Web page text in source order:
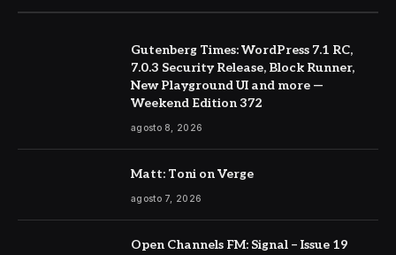
Gutenberg Times: WordPress 7.1 RC,
7.0.3 Security Release, Block Runner,
New Playground UI and more —
Weekend Edition 372
agosto 8, 2026
Matt: Toni on Verge
agosto 7, 2026
Open Channels FM: Signal – Issue 19